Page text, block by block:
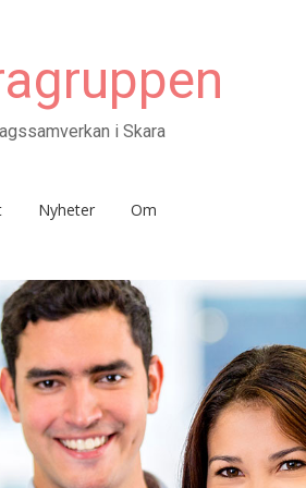
i Skara
Nyheter Om